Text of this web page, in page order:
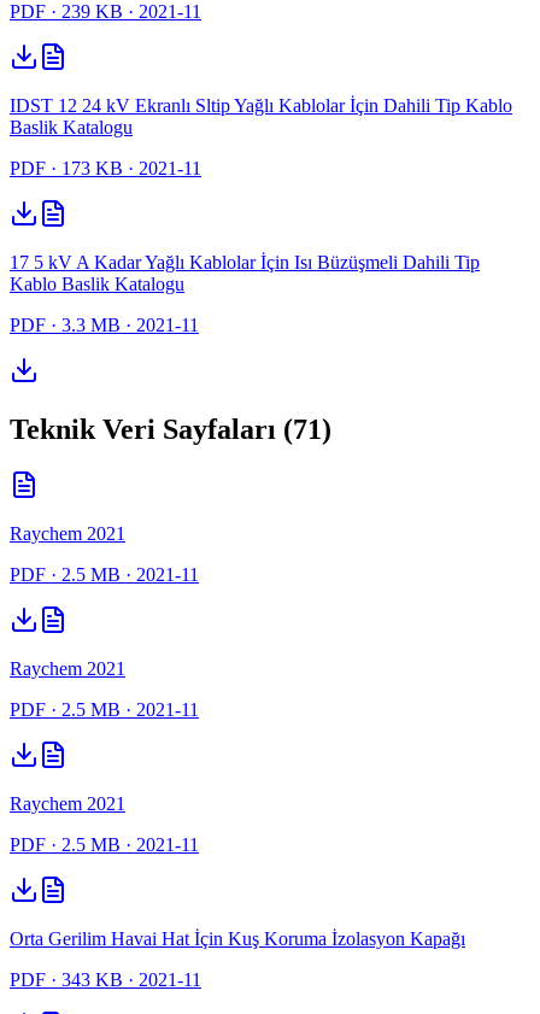
PDF · 239 KB · 2021-11
IDST 12 24 kV Ekranlı Sltip Yağlı Kablolar İçin Dahili Tip Kablo
Baslik Katalogu
PDF · 173 KB · 2021-11
17 5 kV A Kadar Yağlı Kablolar İçin Isı Büzüşmeli Dahili Tip
Kablo Baslik Katalogu
PDF · 3.3 MB · 2021-11
Teknik Veri Sayfaları (71)
Raychem 2021
PDF · 2.5 MB · 2021-11
Raychem 2021
PDF · 2.5 MB · 2021-11
Raychem 2021
PDF · 2.5 MB · 2021-11
Orta Gerilim Havai Hat İçin Kuş Koruma İzolasyon Kapağı
PDF · 343 KB · 2021-11